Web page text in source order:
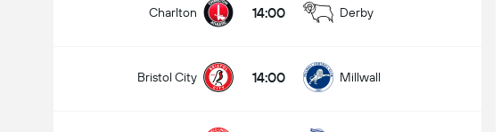
Charlton 14:00 Derby
Bristol City 14:00 Millwall